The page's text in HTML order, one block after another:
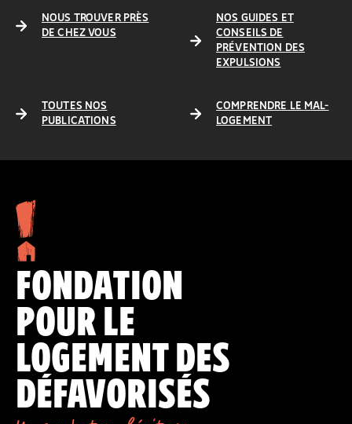
NOUS TROUVER PRÈS
DE CHEZ VOUS
NOS GUIDES ET
CONSEILS DE
PRÉVENTION DES
EXPULSIONS
TOUTES NOS
PUBLICATIONS
COMPRENDRE LE MAL-
LOGEMENT
FONDATION
POUR LE
LOGEMENT DES
DÉFAVORISÉS